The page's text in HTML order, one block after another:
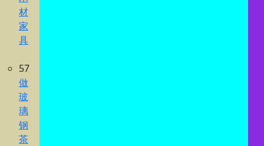
材
家
具
57
做
玻
璃
钢
茶